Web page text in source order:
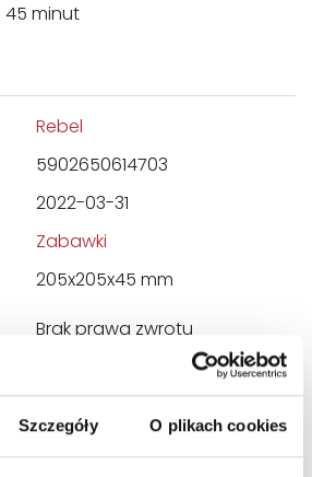
Szczegóły O plikach cookies
45 minut
Rebel
5902650614703
2022-03-31
Zabawki
205x205x45 mm
Brak prawa zwrotu
REBEL Sp. z o.o.